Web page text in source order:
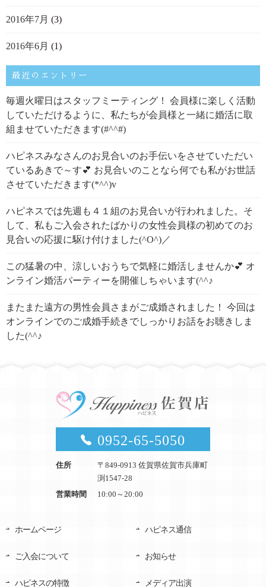
2016年7月 (3)
2016年6月 (1)
最近のエントリー
毎週火曜日はスタッフミーティング！ 会員様に楽しく活動
していただけるように、私たちが会員様と一緒に婚活に取
組ませていただきます(#^^#)
ハピネスみなさんのお見合いのお手伝いをさせていただい
ているあきで～す💕 お見合いのことなら何でも私がお世話
させていただきます(*^^)v
ハピネスでは先週も４１組のお見合いが行われました。そ
して、私もご入会されたばかりの女性会員様の初めてのお
見合いの応援に駆け付けました(^O^)／
この猛暑の中、涼しいおうちで気軽に婚活しませんか💕 オ
ンライン婚活パーティーを開催しちゃいます(^^♪
またまた遠方の男性会員さまがご成婚されました！ 今回は
オンラインでのご成婚手続きでしっかりお話をお聴きしま
した(^^♪
0952-65-5050
住所
〒849-0913 佐賀県佐賀市兵庫町
渕1547-28
営業時間
10:00～20:00
ホームページ
ご入会について
ハピネスの特徴
ハピネス通信
お知らせ
メディア出演